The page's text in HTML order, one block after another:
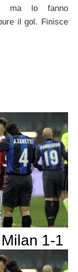
ma lo fanno
il gol. Finisce
1-1